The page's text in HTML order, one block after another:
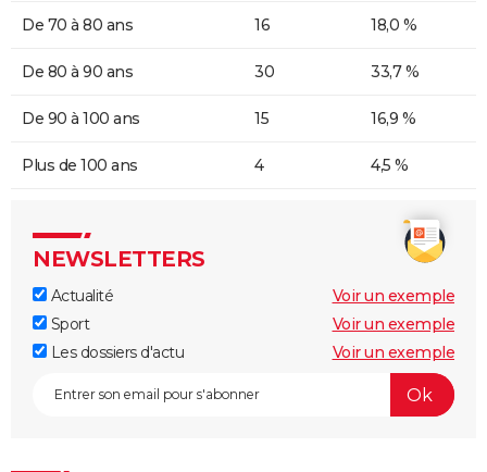
De 70 à 80 ans 16 18,0 %
De 80 à 90 ans 30 33,7 %
De 90 à 100 ans 15 16,9 %
Plus de 100 ans 4 4,5 %
NEWSLETTERS
Actualité
Voir un exemple
Sport
Voir un exemple
Les dossiers d'actu
Voir un exemple